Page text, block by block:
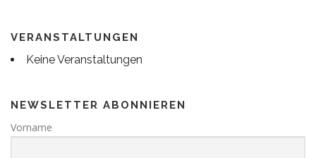
VERANSTALTUNGEN
Keine Veranstaltungen
NEWSLETTER ABONNIEREN
Vorname